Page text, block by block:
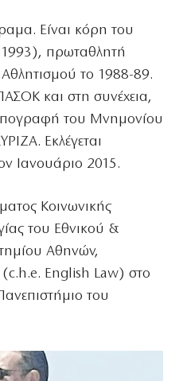
Είναι κόρη του
πρωταθλητή
Αθλητισμού το 1988-89.
και στη συνέχεια,
του Μνημονίου
Εκλέγεται
Ιανουάριο 2015.
Κοινωνικής
του Εθνικού &
Αθηνών,
(c.h.e. English Law) στο
του